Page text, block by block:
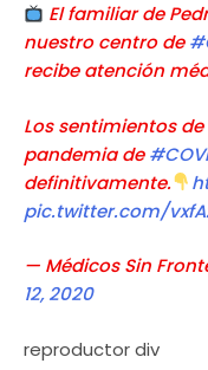
El familiar de
nuestro centro de
recibe atención
Los sentimientos
pandemia de
definitivamente.
pic.twitter.com/
— Médicos Sin
12, 2020
reproductor div